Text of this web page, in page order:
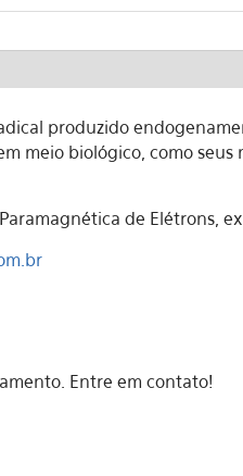
produzido
meio biológico, como
de Elétrons,
Entre em contato!